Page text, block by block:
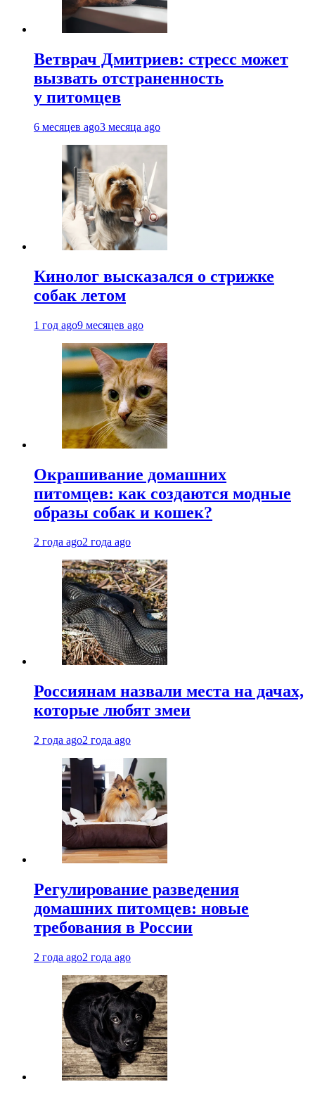
Ветврач Дмитриев: стресс может
вызвать отстраненность
у питомцев
6 месяцев ago3 месяца ago
Кинолог высказался о стрижке
собак летом
1 год ago9 месяцев ago
Окрашивание домашних
питомцев: как создаются модные
образы собак и кошек?
2 года ago2 года ago
Россиянам назвали места на дачах,
которые любят змеи
2 года ago2 года ago
Регулирование разведения
домашних питомцев: новые
требования в России
2 года ago2 года ago